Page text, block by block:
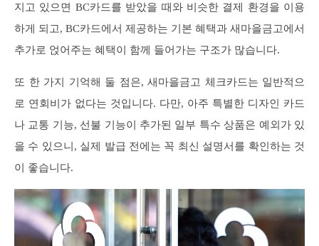
지고 있으면 BC카드를 받았을 때와 비슷한 결제 환경을 이용
하게 되고, BC카드에서 제공하는 기본 혜택과 새마을금고에서
추가로 얹어주는 혜택이 함께 들어가는 구조가 많습니다.
또 한 가지 기억해 둘 점은, 새마을금고 체크카드는 일반적으
로 연회비가 없다는 것입니다. 다만, 아주 특별한 디자인 카드
나 교통 기능, 선불 기능이 추가된 일부 특수 상품은 예외가 있
을 수 있으니, 실제 발급 전에는 꼭 최신 설명서를 확인하는 것
이 좋습니다.